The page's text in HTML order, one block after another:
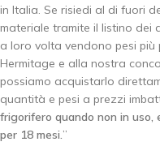
in Italia. Se risiedi al di fuori
materiale tramite il listino dei
a loro volta vendono pesi più
Hermitage e alla nostra
possiamo acquistarlo
quantità e pesi a prezzi
frigorifero quando non in
per 18 mesi.”